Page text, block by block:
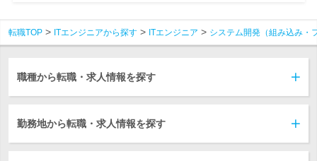
転職TOP ITエンジニアから探す ITエンジニア システム開発（組み込み・
職種から転職・求人情報を探す
勤務地から転職・求人情報を探す